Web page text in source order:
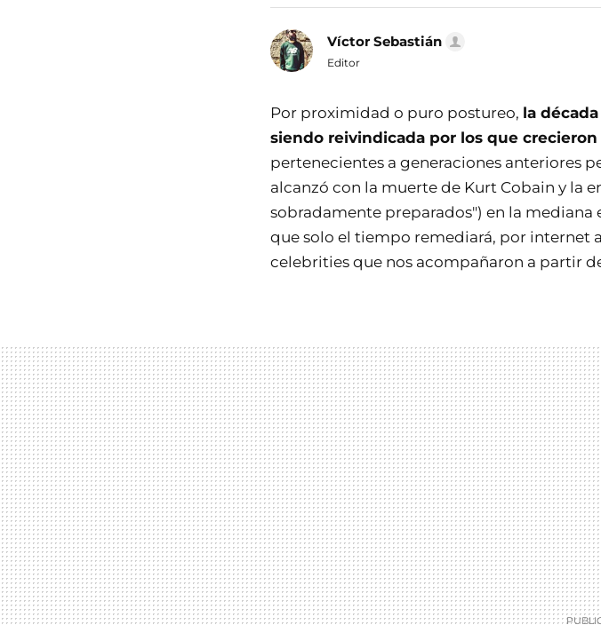
Víctor Sebastián
Editor
Por proximidad o puro postureo, la
siendo reivindicada por los que
pertenecientes a generaciones anteriores
alcanzó con la muerte de Kurt Cobain y la
sobradamente preparados") en la
que solo el tiempo remediará, por internet
celebrities que nos acompañaron a partir de